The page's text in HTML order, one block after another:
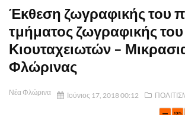
Έκθεση ζωγραφικής του
τμήματος ζωγραφικής
Κιουταχειωτών –
Φλώρινας
Νέα Φλώρινα Ιούνιος 17, 2018 00:12